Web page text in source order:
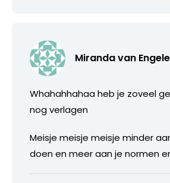
Miranda van
Whahahhahaa heb je zoveel
nog verlagen
Meisje meisje meisje minder
doen en meer aan je normen